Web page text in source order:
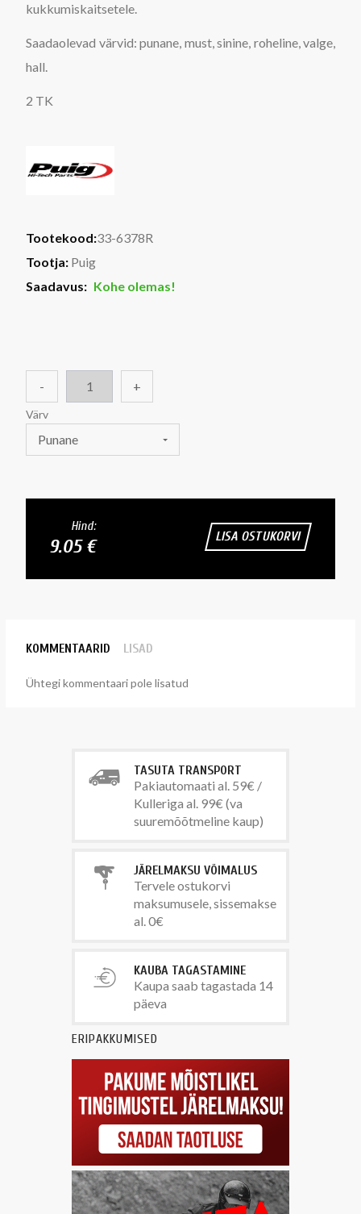
kukkumiskaitsetele.
Saadaolevad värvid: punane, must, sinine, roheline, valge,
hall.
2 TK
Tootekood:33-6378R
Tootja: Puig
Saadavus: Kohe olemas!
- +
Värv
Punane
Hind:
9.05 € LISA OSTUKORVI
KOMMENTAARID LISAD
Ühtegi kommentaari pole lisatud
TASUTA TRANSPORT
Pakiautomaati al. 59€ /
Kulleriga al. 99€ (va
suuremõõtmeline kaup)
JÄRELMAKSU VÕIMALUS
Tervele ostukorvi
maksumusele, sissemakse
al. 0€
KAUBA TAGASTAMINE
Kaupa saab tagastada 14
päeva
ERIPAKKUMISED